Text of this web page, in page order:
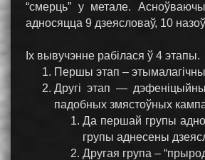
“смерць” у метале.
адносяцца 9 дзеясловаў, 10
Іх вывучэнне рабілася ў 4 этапы.
Першы этап – этымалагічны
Другі этап —
падобных змястоўных
Да першай групы
групы аднесены
Другая група –